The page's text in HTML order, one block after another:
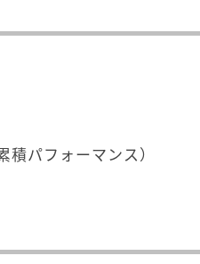
パフォーマンス）